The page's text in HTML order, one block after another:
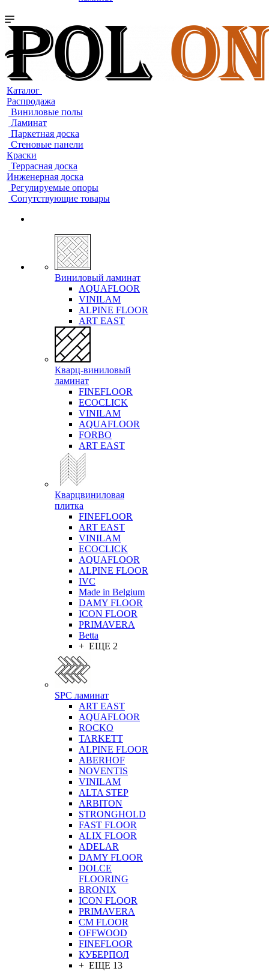
Каталог
Распродажа
Виниловые полы
Ламинат
Паркетная доска
Стеновые панели
Краски
Террасная доска
Инженерная доска
Регулируемые опоры
Сопутствующие товары
Виниловый ламинат
AQUAFLOOR
VINILAM
ALPINE FLOOR
ART EAST
Кварц-виниловый
ламинат
FINEFLOOR
ECOCLICK
VINILAM
AQUAFLOOR
FORBO
ART EAST
Кварцвиниловая
плитка
FINEFLOOR
ART EAST
VINILAM
ECOCLICK
AQUAFLOOR
ALPINE FLOOR
IVC
Made in Belgium
DAMY FLOOR
ICON FLOOR
PRIMAVERA
Betta
+ ЕЩЕ 2
SPC ламинат
ART EAST
AQUAFLOOR
ROCKO
TARKETT
ALPINE FLOOR
ABERHOF
NOVENTIS
VINILAM
ALTA STEP
ARBITON
STRONGHOLD
FAST FLOOR
ALIX FLOOR
ADELAR
DAMY FLOOR
DOLCE
FLOORING
BRONIX
ICON FLOOR
PRIMAVERA
CM FLOOR
OFFWOOD
FINEFLOOR
КУБЕРПОЛ
+ ЕЩЕ 13